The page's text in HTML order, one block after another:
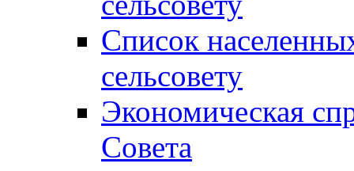
Список
сельсовету
Экономическая
Совета